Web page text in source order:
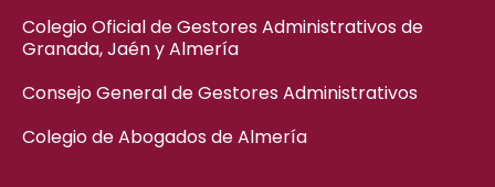
Colegio Oficial de Gestores Administrativos de
Granada, Jaén y Almería
Consejo General de Gestores Administrativos
Colegio de Abogados de Almería